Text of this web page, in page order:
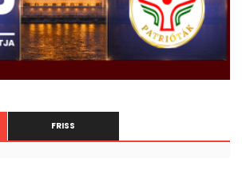
FRISS